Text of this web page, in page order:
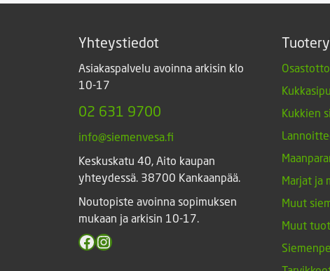
Yhteystiedot
Asiakaspalvelu avoinna arkisin klo
10-17
02 631 9700
info@siemenvesa.fi
Keskuskatu 40, Aito kaupan
yhteydessä. 38700 Kankaanpää.
Noutopiste avoinna sopimuksen
mukaan ja arkisin 10-17.
Facebook
Instagram
Kukkien
Marjat ja
Muut
Muut